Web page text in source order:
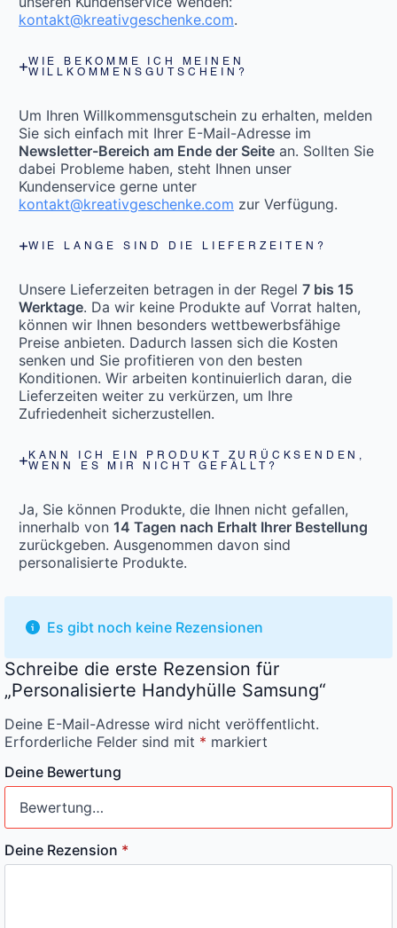
kontakt@kreativgeschenke.com.
WIE BEKOMME ICH MEINEN
WILLKOMMENSGUTSCHEIN?
Um Ihren Willkommensgutschein zu erhalten, melden
Sie sich einfach mit Ihrer E-Mail-Adresse im
Newsletter-Bereich am Ende der Seite an. Sollten Sie
dabei Probleme haben, steht Ihnen unser
Kundenservice gerne unter
kontakt@kreativgeschenke.com zur Verfügung.
WIE LANGE SIND DIE LIEFERZEITEN?
Unsere Lieferzeiten betragen in der Regel 7 bis 15
Werktage. Da wir keine Produkte auf Vorrat halten,
können wir Ihnen besonders wettbewerbsfähige
Preise anbieten. Dadurch lassen sich die Kosten
senken und Sie profitieren von den besten
Konditionen. Wir arbeiten kontinuierlich daran, die
Lieferzeiten weiter zu verkürzen, um Ihre
Zufriedenheit sicherzustellen.
KANN ICH EIN PRODUKT ZURÜCKSENDEN,
WENN ES MIR NICHT GEFÄLLT?
Ja, Sie können Produkte, die Ihnen nicht gefallen,
innerhalb von 14 Tagen nach Erhalt Ihrer Bestellung
zurückgeben. Ausgenommen davon sind
personalisierte Produkte.
Es gibt noch keine Rezensionen
Schreibe die erste Rezension für
„Personalisierte Handyhülle Samsung“
Deine E-Mail-Adresse wird nicht veröffentlicht.
Erforderliche Felder sind mit * markiert
Deine Bewertung
Deine Rezension *